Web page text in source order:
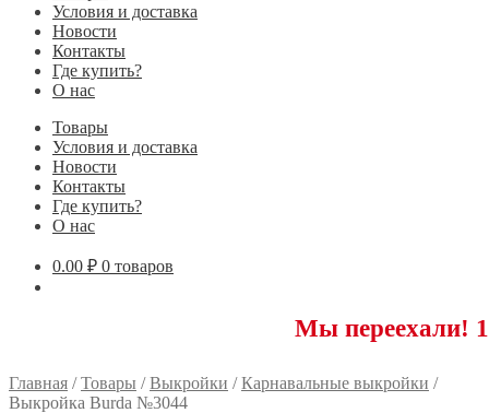
Условия и доставка
Новости
Контакты
Где купить?
О нас
Товары
Условия и доставка
Новости
Контакты
Где купить?
О нас
0.00 ₽ 0 товаров
Мы переехали! 117593
Главная /Товары /Выкройки /Карнавальные выкройки /
Выкройка Burda №3044